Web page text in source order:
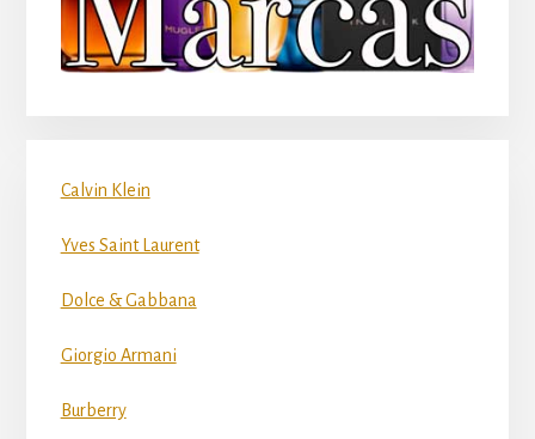
Calvin Klein
Yves Saint Laurent
Dolce & Gabbana
Giorgio Armani
Burberry